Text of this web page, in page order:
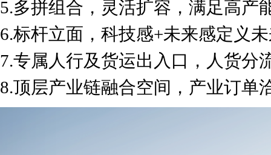
5.多拼组合，灵活扩容，满足高产
6.标杆立面，科技感+未来感定义
7.专属人行及货运出入口，人货分
8.顶层产业链融合空间，产业订单